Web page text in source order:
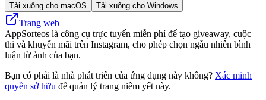
Tải xuống cho macOS Tải xuống cho Windows
Trang web
AppSorteos là công cụ trực tuyến miễn phí để tạo giveaway, cuộc
thi và khuyến mãi trên Instagram, cho phép chọn ngẫu nhiên bình
luận từ ảnh của bạn.
Bạn có phải là nhà phát triển của ứng dụng này không? Xác minh
quyền sở hữu để quản lý trang niêm yết này.